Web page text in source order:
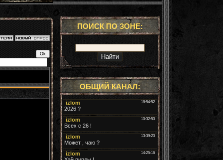
ПОИСК ПО ЗОНЕ:
ОБЩИЙ КАНАЛ: